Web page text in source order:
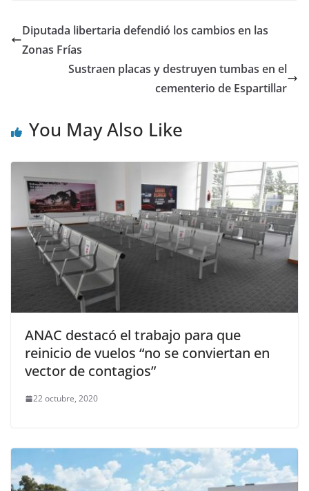
Diputada libertaria defendió los cambios en las
Zonas Frías
Sustraen placas y destruyen tumbas en el
cementerio de Espartillar
You May Also Like
ANAC destacó el trabajo para que
reinicio de vuelos “no se conviertan en
vector de contagios”
22 octubre, 2020